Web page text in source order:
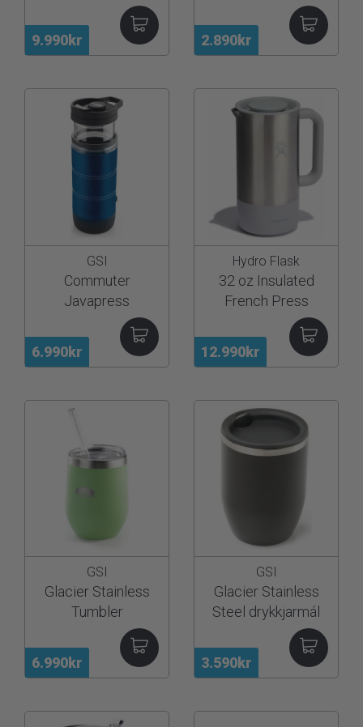
9.990kr 2.890kr
6.990kr
GSI
Commuter
Javapress
12.990kr
Hydro Flask
32 oz Insulated
French Press
6.990kr
GSI
Glacier Stainless
Tumbler
3.590kr
GSI
Glacier Stainless
Steel drykkjarmál